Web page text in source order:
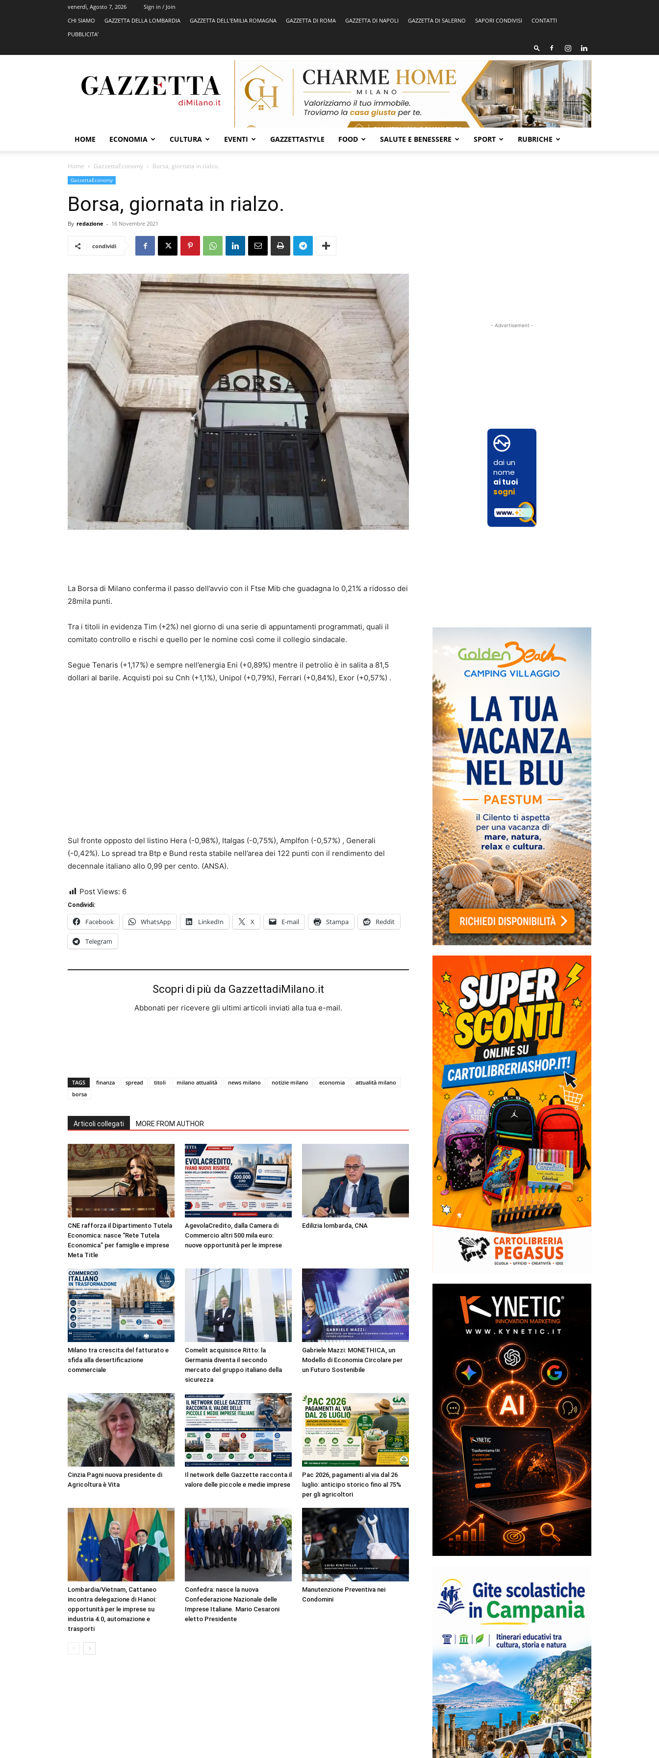
venerdì, Agosto 7, 2026
Sign in / Join
CHI SIAMO
GAZZETTA DELLA LOMBARDIA GAZZETTA DELL’EMILIA ROMAGNA GAZZETTA DI ROMA GAZZETTA DI NAPOLI GAZZETTA DI SALERNO SAPORI CONDIVISI
CONTATTI
PUBBLICITA’
HOME ECONOMIA CULTURA EVENTI GAZZETTASTYLE FOOD SALUTE E BENESSERE SPORT RUBRICHE
Home GazzettaEconomy Borsa, giornata in rialzo.
GazzettaEconomy
Borsa, giornata in rialzo.
By redazione - 16 Novembre 2021
condividi
La Borsa di Milano conferma il passo dell’avvio con il Ftse Mib che guadagna lo 0,21% a ridosso dei
28mila punti.
Tra i titoli in evidenza Tim (+2%) nel giorno di una serie di appuntamenti programmati, quali il
comitato controllo e rischi e quello per le nomine così come il collegio sindacale.
Segue Tenaris (+1,17%) e sempre nell’energia Eni (+0,89%) mentre il petrolio è in salita a 81,5
dollari al barile. Acquisti poi su Cnh (+1,1%), Unipol (+0,79%), Ferrari (+0,84%), Exor (+0,57%) .
Sul fronte opposto del listino Hera (-0,98%), Italgas (-0,75%), Amplfon (-0,57%) , Generali
(-0,42%). Lo spread tra Btp e Bund resta stabile nell’area dei 122 punti con il rendimento del
decennale italiano allo 0,99 per cento. (ANSA).
Post Views: 6
Condividi:
Facebook WhatsApp LinkedIn X E-mail Stampa Reddit
Telegram
Scopri di più da GazzettadiMilano.it
Abbonati per ricevere gli ultimi articoli inviati alla tua e-mail.
TAGS finanza spread titoli milano attualità news milano notizie milano economia
attualità milano
borsa
Articoli collegati MORE FROM AUTHOR
CNE rafforza il Dipartimento Tutela
Economica: nasce “Rete Tutela
Economica” per famiglie e imprese
Meta Title
AgevolaCredito, dalla Camera di
Commercio altri 500 mila euro:
nuove opportunità per le imprese
Edilizia lombarda, CNA
Milano tra crescita del fatturato e
sfida alla desertificazione
commerciale
Comelit acquisisce Ritto: la
Germania diventa il secondo
mercato del gruppo italiano della
sicurezza
Gabriele Mazzi: MONETHICA, un
Modello di Economia Circolare per
un Futuro Sostenibile
Cinzia Pagni nuova presidente di
Agricoltura è Vita
Il network delle Gazzette racconta il
valore delle piccole e medie imprese
Pac 2026, pagamenti al via dal 26
luglio: anticipo storico fino al 75%
per gli agricoltori
Lombardia/Vietnam, Cattaneo
incontra delegazione di Hanoi:
opportunità per le imprese su
industria 4.0, automazione e
trasporti
Confedra: nasce la nuova
Confederazione Nazionale delle
Imprese Italiane. Mario Cesaroni
eletto Presidente
Manutenzione Preventiva nei
Condomini
- Advertisement -